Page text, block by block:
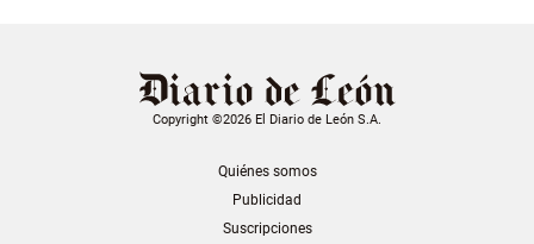
Copyright ©2026 El Diario de León S.A.
Quiénes somos
Publicidad
Suscripciones